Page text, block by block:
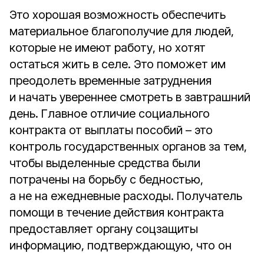
Это хорошая возможность обеспечить
материальное благополучие для людей,
которые не имеют работу, но хотят
остаться жить в селе. Это поможет им
преодолеть временные затруднения
и начать увереннее смотреть в завтрашний
день. Главное отличие социального
контракта от выплаты пособий – это
контроль государственных органов за тем,
чтобы выделенные средства были
потрачены на борьбу с бедностью,
а не на ежедневные расходы. Получатель
помощи в течение действия контракта
предоставляет органу соцзащиты
информацию, подтверждающую, что он